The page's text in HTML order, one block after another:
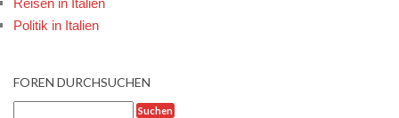
Politik in Italien
FOREN DURCHSUCHEN